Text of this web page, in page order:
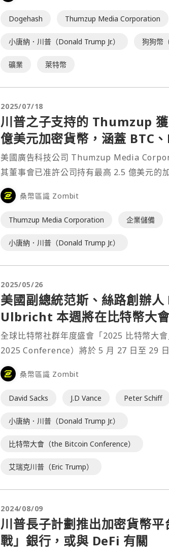
Dogehash Thumzup Media Corporation
小唐納．川普（Donald Trump Jr.） 狗狗幣
礦業 萊特幣
2025/07/18
川普之子支持的 Thumzup
億美元加密貨幣，涵蓋 BTC
幣
美國廣告科技公司 Thumzup Media
其董事會已准許公司持有最高 2.5 億美元的
特幣（BTC）及其他主流加密貨幣。據報導
長子 Donald Trump Jr. 是該公司的投資人
桑幣區識 Zombit
Thumzup Media Corporation 企業儲備
小唐納．川普（Donald Trump Jr.）
2025/05/26
美國副總統范斯、絲路創辦人
Ulbricht 本週將在比特幣大
全球比特幣社群年度盛會「2025 比特幣大
2025 Conference）將於 5 月 27 日至 29 日
斯登場，主辦方公布將有超過 400 名演講者
界與加密圈重量級人物，包括：⋯
桑幣區識 Zombit
David Sacks J.D Vance Peter Schiff
小唐納．川普（Donald Trump Jr.）
比特幣大會（the Bitcoin Conference）
艾瑞克川普（Eric Trump）
2024/08/09
川普長子計劃推出加密貨幣平
戰」銀行，或與 DeFi 有關